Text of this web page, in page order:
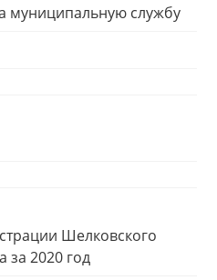
муниципальную службу
Шелковского
за 2020 год